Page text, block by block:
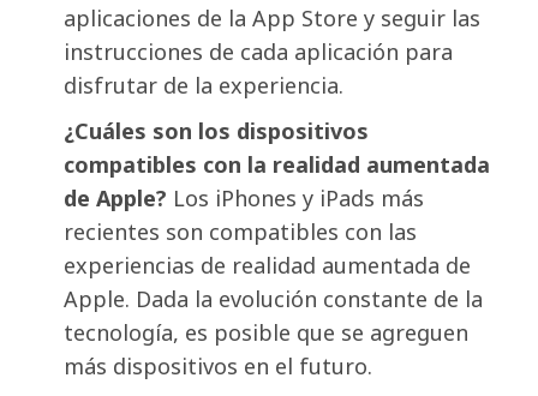
aplicaciones de la App Store y seguir las
instrucciones de cada aplicación para
disfrutar de la experiencia.
¿Cuáles son los dispositivos
compatibles con la realidad aumentada
de Apple? Los iPhones y iPads más
recientes son compatibles con las
experiencias de realidad aumentada de
Apple. Dada la evolución constante de la
tecnología, es posible que se agreguen
más dispositivos en el futuro.